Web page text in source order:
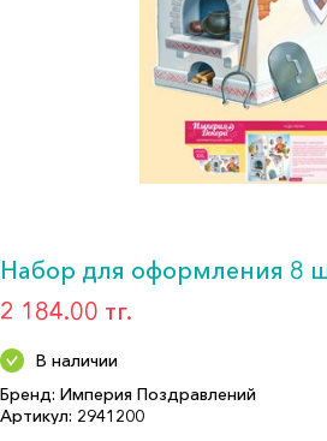
Набор для оформления 8
2 184.00 тг.
В наличии
Бренд: Империя Поздравлений
Артикул: 2941200